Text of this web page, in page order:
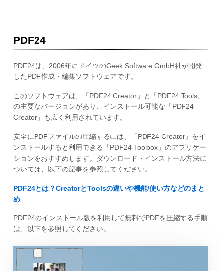
PDF24
PDF24は、2006年にドイツのGeek Software GmbH社が開発
したPDF作成・編集ソフトウェアです。
このソフトウェアは、「PDF24 Creator」と「PDF24 Tools」
の主要なバージョンがあり、インストール可能な「PDF24
Creator」も広く利用されています。
安全にPDFファイルの圧縮するには、「PDF24 Creator」をイ
ンストールすると利用できる「PDF24 Toolbox」のアプリケー
ションをおすすめします。ダウンロード・インストール方法に
ついては、以下の記事を参照してください。
PDF24とは？CreatorとToolsの違いや機能/使い方などのまと
め
PDF24のインストール版を利用して無料でPDFを圧縮する手順
は、以下を参照してください。